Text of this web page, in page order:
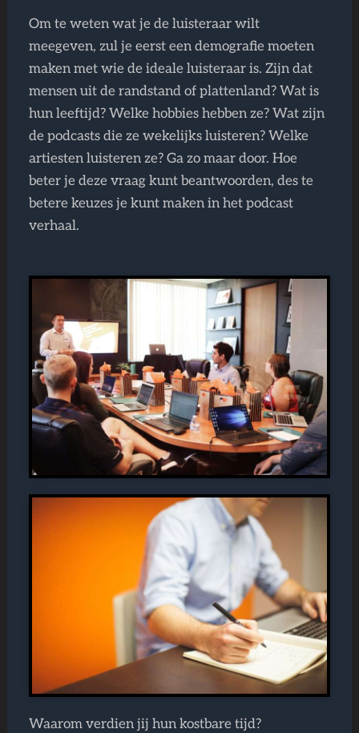
Om te weten wat je de luisteraar wilt
meegeven, zul je eerst een demografie moeten
maken met wie de ideale luisteraar is. Zijn dat
mensen uit de randstand of plattenland? Wat is
hun leeftijd? Welke hobbies hebben ze? Wat zijn
de podcasts die ze wekelijks luisteren? Welke
artiesten luisteren ze? Ga zo maar door. Hoe
beter je deze vraag kunt beantwoorden, des te
betere keuzes je kunt maken in het podcast
verhaal.
Waarom verdien jij hun kostbare tijd?